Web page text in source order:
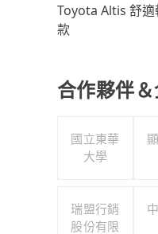
Toyota Altis 舒
款
合作夥伴
國立東華
大學
瑞盟行銷
股份有限